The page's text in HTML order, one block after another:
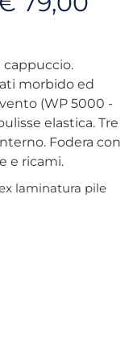
morbido ed
(WP 5000 -
elastica. Tre
Fodera con
e ricami.
laminatura pile